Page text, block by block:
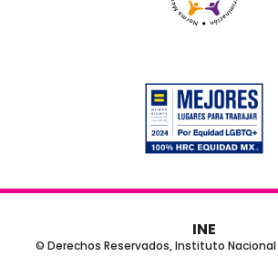
INE
© Derechos Reservados, Instituto Nacional